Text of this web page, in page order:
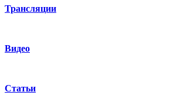
Трансляции
Видео
Статьи